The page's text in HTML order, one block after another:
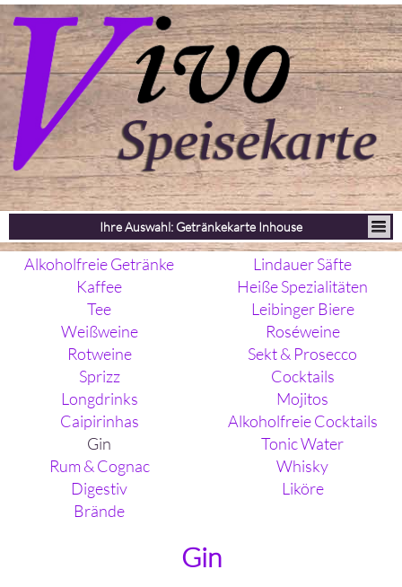
Ihre Auswahl: Getränkekarte Inhouse
Alkoholfreie Getränke
Lindauer Säfte
Kaffee
Heiße Spezialitäten
Tee
Leibinger Biere
Weißweine
Roséweine
Rotweine
Sekt & Prosecco
Sprizz
Cocktails
Longdrinks
Mojitos
Caipirinhas
Alkoholfreie Cocktails
Gin
Tonic Water
Rum & Cognac
Whisky
Digestiv
Liköre
Brände
Gin